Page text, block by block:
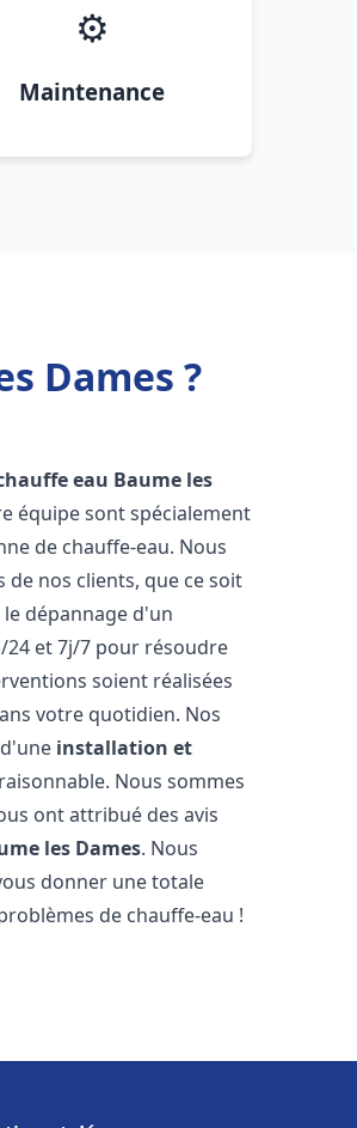
⚙️
Maintenance
Dames ?
eau Baume les
équipe sont spécialement
de chauffe-eau. Nous
nos clients, que ce soit
dépannage d'un
et 7j/7 pour résoudre
soient réalisées
votre quotidien. Nos
installation et
Nous sommes
ont attribué des avis
les Dames. Nous
donner une totale
de chauffe-eau !